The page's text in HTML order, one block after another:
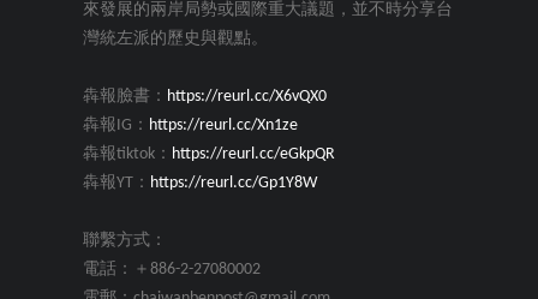
來發展的兩岸局勢或國際重大議題，並不時分享台
灣統左派的歷史與觀點。
犇報臉書： https://reurl.cc/X6vQX0
犇報IG： https://reurl.cc/Xn1ze
犇報tiktok： https://reurl.cc/eGkpQR
犇報YT： https://reurl.cc/Gp1Y8W
聯繫方式：
電話：＋886-2-27080002